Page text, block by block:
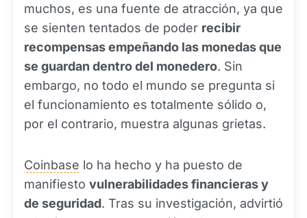
muchos, es una fuente de atracción, ya que
se sienten tentados de poder recibir
recompensas empeñando las monedas que
se guardan dentro del monedero. Sin
embargo, no todo el mundo se pregunta si
el funcionamiento es totalmente sólido o,
por el contrario, muestra algunas grietas.
Coinbase lo ha hecho y ha puesto de
manifiesto vulnerabilidades financieras y
de seguridad. Tras su investigación, advirtió